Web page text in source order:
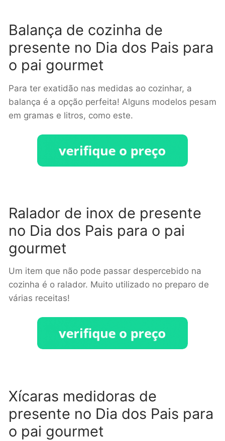
Balança de cozinha de
presente no Dia dos Pais para
o pai gourmet
Para ter exatidão nas medidas ao cozinhar, a
balança é a opção perfeita! Alguns modelos pesam
em gramas e litros, como este.
Ralador de inox de presente
no Dia dos Pais para o pai
gourmet
Um item que não pode passar despercebido na
cozinha é o ralador. Muito utilizado no preparo de
várias receitas!
Xícaras medidoras de
presente no Dia dos Pais para
o pai gourmet